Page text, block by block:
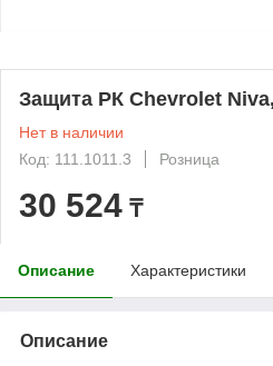
Защита РК Chevrolet
Нет в наличии
Код: 111.1011.3
Розница
30 524 ₸
Описание Характеристики
Описание